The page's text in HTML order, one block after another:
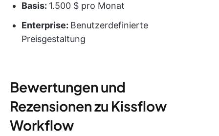
Basis: 1.500 $ pro Monat
Enterprise: Benutzerdefinierte
Preisgestaltung
Bewertungen und
Rezensionen zu Kissflow
Workflow